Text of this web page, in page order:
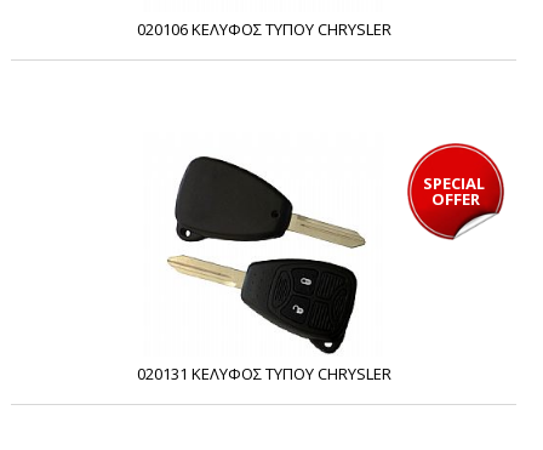
020106 ΚΕΛΥΦΟΣ ΤΥΠΟΥ CHRYSLER
SPECIAL
OFFER
020131 ΚΕΛΥΦΟΣ ΤΥΠΟΥ CHRYSLER